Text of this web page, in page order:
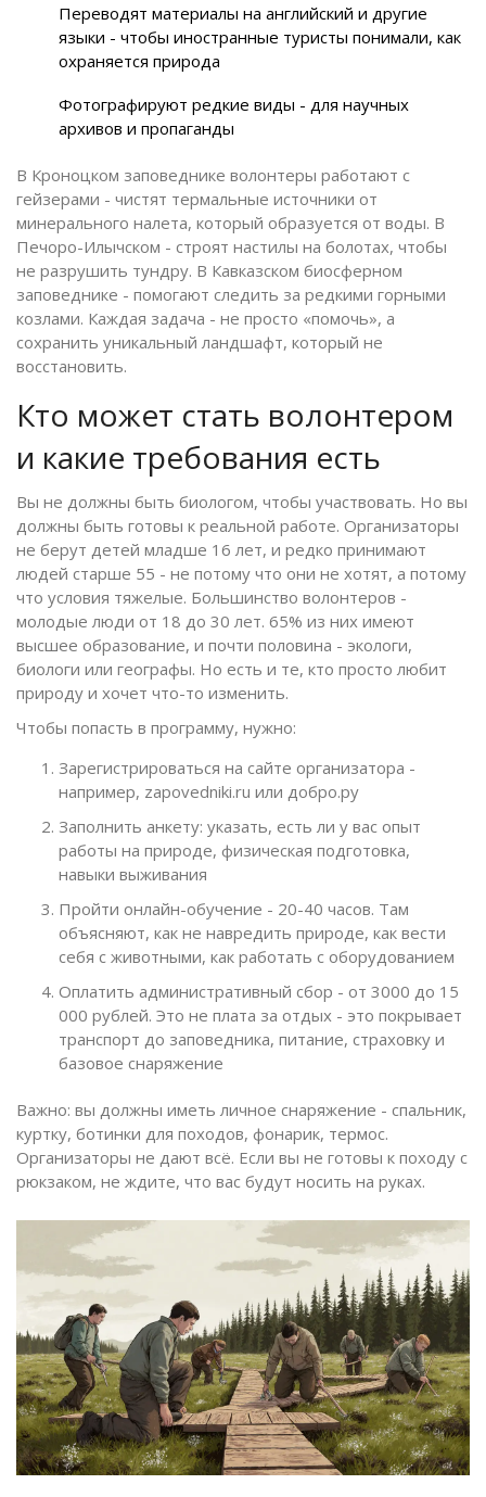
Переводят материалы на английский и другие
языки - чтобы иностранные туристы понимали, как
охраняется природа
Фотографируют редкие виды - для научных
архивов и пропаганды
В Кроноцком заповеднике волонтеры работают с
гейзерами - чистят термальные источники от
минерального налета, который образуется от воды. В
Печоро-Илычском - строят настилы на болотах, чтобы
не разрушить тундру. В Кавказском биосферном
заповеднике - помогают следить за редкими горными
козлами. Каждая задача - не просто «помочь», а
сохранить уникальный ландшафт, который не
восстановить.
Кто может стать волонтером
и какие требования есть
Вы не должны быть биологом, чтобы участвовать. Но вы
должны быть готовы к реальной работе. Организаторы
не берут детей младше 16 лет, и редко принимают
людей старше 55 - не потому что они не хотят, а потому
что условия тяжелые. Большинство волонтеров -
молодые люди от 18 до 30 лет. 65% из них имеют
высшее образование, и почти половина - экологи,
биологи или географы. Но есть и те, кто просто любит
природу и хочет что-то изменить.
Чтобы попасть в программу, нужно:
Зарегистрироваться на сайте организатора -
например, zapovedniki.ru или добро.ру
Заполнить анкету: указать, есть ли у вас опыт
работы на природе, физическая подготовка,
навыки выживания
Пройти онлайн-обучение - 20-40 часов. Там
объясняют, как не навредить природе, как вести
себя с животными, как работать с оборудованием
Оплатить административный сбор - от 3000 до 15
000 рублей. Это не плата за отдых - это покрывает
транспорт до заповедника, питание, страховку и
базовое снаряжение
Важно: вы должны иметь личное снаряжение - спальник,
куртку, ботинки для походов, фонарик, термос.
Организаторы не дают всё. Если вы не готовы к походу с
рюкзаком, не ждите, что вас будут носить на руках.